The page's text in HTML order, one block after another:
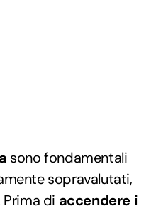
sono fondamentali
sopravalutati,
di accendere i